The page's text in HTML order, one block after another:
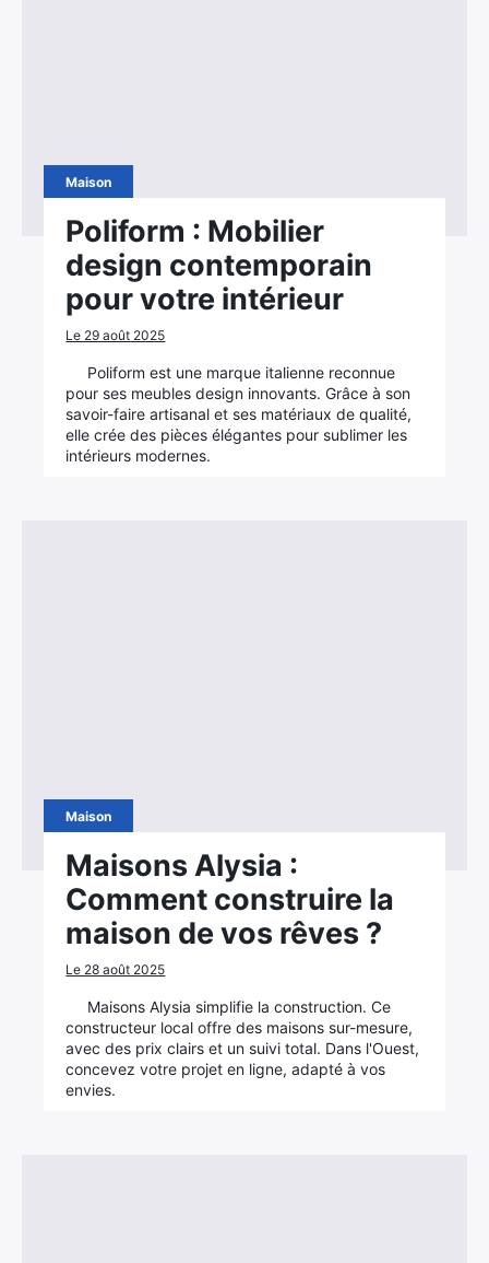
Maison
Poliform : Mobilier
design contemporain
pour votre intérieur
Le 29 août 2025
Poliform est une marque italienne reconnue
pour ses meubles design innovants. Grâce à son
savoir-faire artisanal et ses matériaux de qualité,
elle crée des pièces élégantes pour sublimer les
intérieurs modernes.
Maison
Maisons Alysia :
Comment construire la
maison de vos rêves ?
Le 28 août 2025
Maisons Alysia simplifie la construction. Ce
constructeur local offre des maisons sur-mesure,
avec des prix clairs et un suivi total. Dans l'Ouest,
concevez votre projet en ligne, adapté à vos
envies.